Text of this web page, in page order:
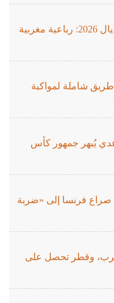
أسود الأطلس يستعدون لنهائيات مونديال 2026: رباعية مغربية
شاملة لمواكبة
يُبهر جمهور كأس
صراع فرنسا إلى «ضربة
وقطر تحصل على